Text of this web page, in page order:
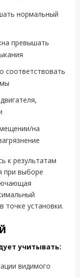
нормальный
превышать
соответствовать
на
к результатам
при выборе
точке установки.
учитывать:
видимого